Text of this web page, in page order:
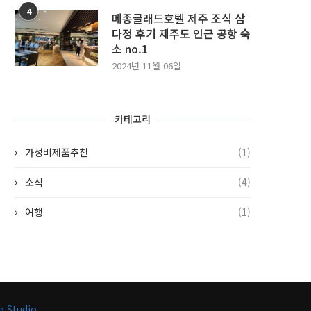
4
메종글래드호텔 제주 조식 삼
다정 후기 제주도 인근 공항 숙
소 no.1
2024년 11월 06일
카테고리
가성비제품추천 (1)
소식 (4)
여행 (1)